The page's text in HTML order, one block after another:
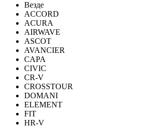
Везде
ACCORD
ACURA
AIRWAVE
ASCOT
AVANCIER
CAPA
CIVIC
CR-V
CROSSTOUR
DOMANI
ELEMENT
FIT
HR-V